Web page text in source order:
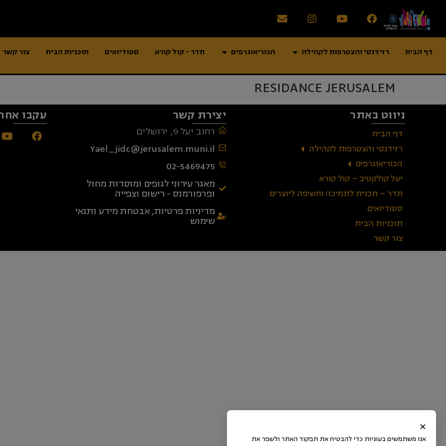
דף הבית רזידנסי והצטרפות לקהילה הכוריאוגרפים תדר - קול קורא סטודיואים תוכניות הבית צור קשר
RESIDANCE JERUSALEM
ניווט באתר
דף הבית
רזידנסי והצטרפות לקהילה
הכוריאוגרפים
יעל קולקטיב – קול קורא
תדר – תכנית לתמיכה וחשיפה ליוצרים
סטודיואים
תוכניות הבית
צור קשר
יצירת קשר
רחוב יעל 9, ירושלים
Yael_jidc@jerusalem.muni.il
02-5469475
מאגר עירוני לגופים ומוסדות מחול
ופרפורמנס - רישום וצפייה
מדיניות פרטיות, אבטחת מידע ותנאי
שימוש
עקבו
×
אנו משתמשים בעוגיות כדי להבטיח את תפקוד האתר ולשפר את